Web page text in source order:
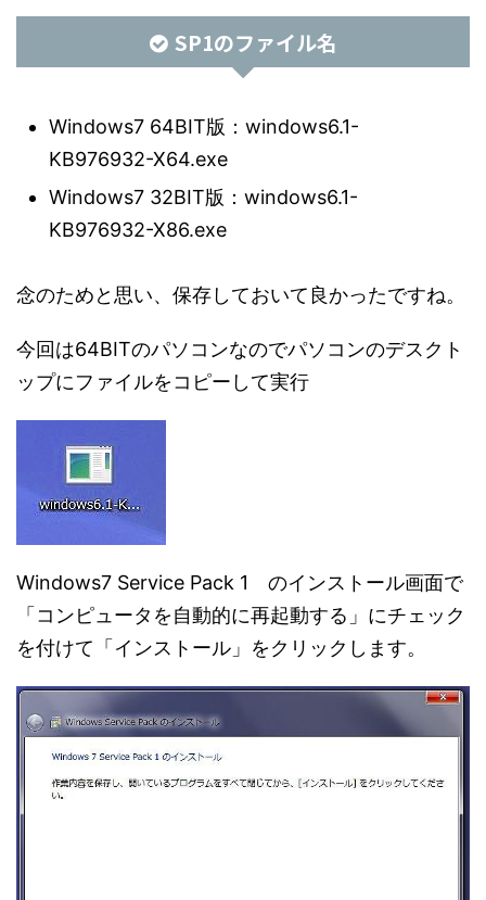
SP1のファイル名
Windows7 64BIT版：windows6.1-
KB976932-X64.exe
Windows7 32BIT版：windows6.1-
KB976932-X86.exe
念のためと思い、保存しておいて良かったですね。
今回は64BITのパソコンなのでパソコンのデスクト
ップにファイルをコピーして実行
Windows7 Service Pack 1 のインストール画面で
「コンピュータを自動的に再起動する」にチェック
を付けて「インストール」をクリックします。